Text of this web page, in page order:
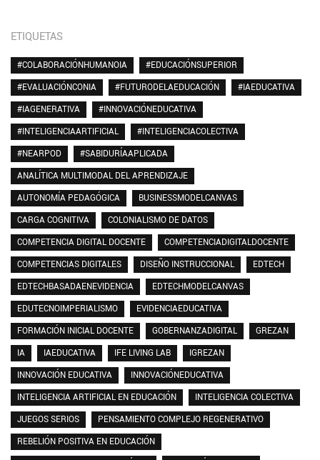
ETIQUETAS
#COLABORACIÓNHUMANOIA
#EDUCACIÓNSUPERIOR
#EVALUACIÓNCONIA
#FUTURODELAEDUCACIÓN
#IAEDUCATIVA
#IAGENERATIVA
#INNOVACIÓNEDUCATIVA
#INTELIGENCIAARTIFICIAL
#INTELIGENCIACOLECTIVA
#NEARPOD
#SABIDURÍAAPLICADA
ANALÍTICA MULTIMODAL DEL APRENDIZAJE
AUTONOMÍA PEDAGÓGICA
BUSINESSMODELCANVAS
CARGA COGNITIVA
COLONIALISMO DE DATOS
COMPETENCIA DIGITAL DOCENTE
COMPETENCIADIGITALDOCENTE
COMPETENCIAS DIGITALES
DISEÑO INSTRUCCIONAL
EDTECH
EDTECHBASADAENEVIDENCIA
EDTECHMODELCANVAS
EDUTECNOIMPERIALISMO
EVIDENCIAEDUCATIVA
FORMACIÓN INICIAL DOCENTE
GOBERNANZADIGITAL
GREZAN
IA
IAEDUCATIVA IFE LIVING LAB
IGREZAN
INNOVACIÓN EDUCATIVA
INNOVACIÓNEDUCATIVA
INTELIGENCIA ARTIFICIAL EN EDUCACIÓN
INTELIGENCIA COLECTIVA
JUEGOS SERIOS
PENSAMIENTO COMPLEJO REGENERATIVO
REBELIÓN POSITIVA EN EDUCACIÓN